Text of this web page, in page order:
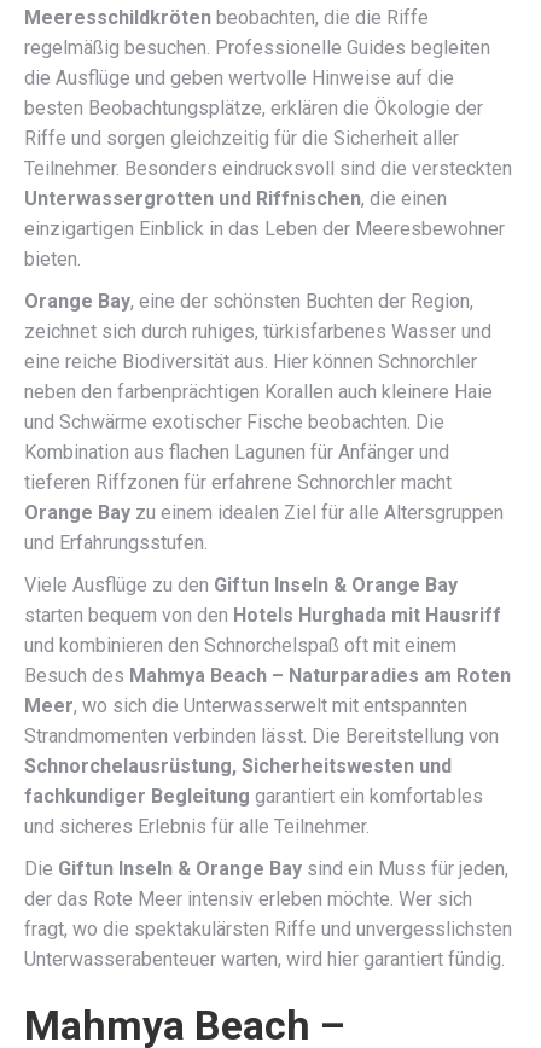
Meeresschildkröten beobachten, die die Riffe
regelmäßig besuchen. Professionelle Guides begleiten
die Ausflüge und geben wertvolle Hinweise auf die
besten Beobachtungsplätze, erklären die Ökologie der
Riffe und sorgen gleichzeitig für die Sicherheit aller
Teilnehmer. Besonders eindrucksvoll sind die versteckten
Unterwassergrotten und Riffnischen, die einen
einzigartigen Einblick in das Leben der Meeresbewohner
bieten.
Orange Bay, eine der schönsten Buchten der Region,
zeichnet sich durch ruhiges, türkisfarbenes Wasser und
eine reiche Biodiversität aus. Hier können Schnorchler
neben den farbenprächtigen Korallen auch kleinere Haie
und Schwärme exotischer Fische beobachten. Die
Kombination aus flachen Lagunen für Anfänger und
tieferen Riffzonen für erfahrene Schnorchler macht
Orange Bay zu einem idealen Ziel für alle Altersgruppen
und Erfahrungsstufen.
Viele Ausflüge zu den Giftun Inseln & Orange Bay
starten bequem von den Hotels Hurghada mit Hausriff
und kombinieren den Schnorchelspaß oft mit einem
Besuch des Mahmya Beach – Naturparadies am Roten
Meer, wo sich die Unterwasserwelt mit entspannten
Strandmomenten verbinden lässt. Die Bereitstellung von
Schnorchelausrüstung, Sicherheitswesten und
fachkundiger Begleitung garantiert ein komfortables
und sicheres Erlebnis für alle Teilnehmer.
Die Giftun Inseln & Orange Bay sind ein Muss für jeden,
der das Rote Meer intensiv erleben möchte. Wer sich
fragt, wo die spektakulärsten Riffe und unvergesslichsten
Unterwasserabenteuer warten, wird hier garantiert fündig.
Mahmya Beach –